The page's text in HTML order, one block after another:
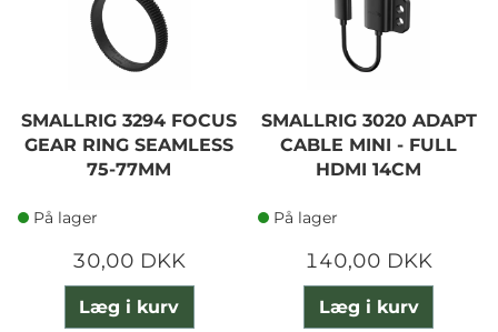
SMALLRIG 3294 FOCUS
GEAR RING SEAMLESS
75-77MM
På lager
30,00 DKK
Læg i kurv
SMALLRIG 3020 ADAPT
CABLE MINI - FULL
HDMI 14CM
På lager
140,00 DKK
Læg i kurv